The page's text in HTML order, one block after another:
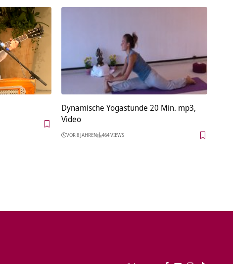
Dynamische Yogastunde 20 Min. mp3,
Video
VOR 8 JAHREN 464 VIEWS